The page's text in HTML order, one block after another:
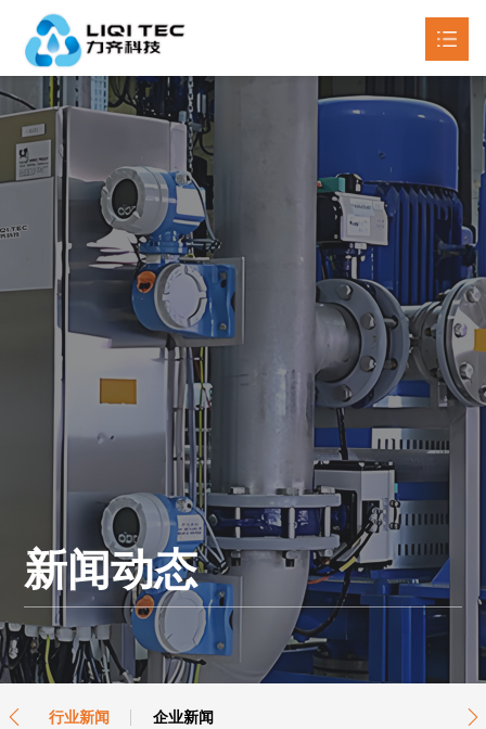
首页
关于我们
产品中心 
新闻动态 
工程案例
联系我们
新闻动态
行业新闻 企业新闻
 